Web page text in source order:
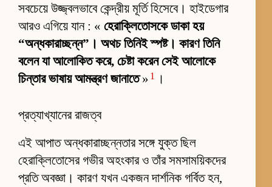
সবচেয়ে উজ্জ্বলভাবে কেন্দ্রীয় মূর্তি হিসেবে। হাইডেগার
আরও এগিয়ে যান : « হেরাক্লিতোসকে ডাকা হয়
“অন্ধকারাচ্ছন্ন”। অথচ তিনিই স্পষ্ট। কারণ তিনি
বলেন যা আলোকিত করে, চেষ্টা করেন সেই আলোকে
চিন্তার ভাষায় আমন্ত্রণ জানাতে» 1 ।
প্রত্যাখ্যানের রাজত্ব
এই আপাত অন্ধকারাচ্ছন্নতার সঙ্গে যুক্ত ছিল
হেরাক্লিতোসের গভীর অহংকার ও তাঁর সমসাময়িকদের
প্রতি অবজ্ঞা। কারণ যখন একজন দার্শনিক গর্বিত হন,